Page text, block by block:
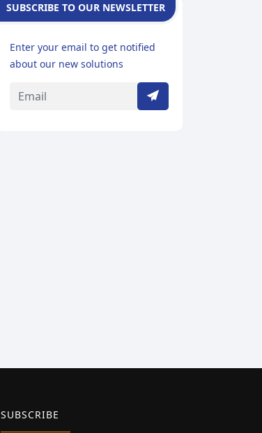
SUBSCRIBE TO OUR NEWSLETTER
Enter your email to get notified
about our new solutions
SUBSCRIBE